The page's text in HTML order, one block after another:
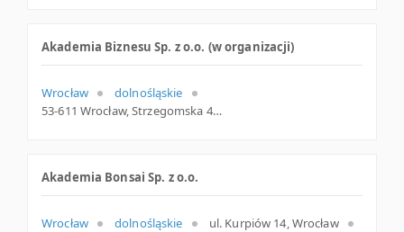
Akademia Biznesu Sp. z o.o. (w organizacji)
Wrocław
dolnośląskie
53-611 Wrocław, Strzegomska 42m lok. 13, woj. Dolnośląskie, pow. Wrocław, gm. Wrocław
Akademia Bonsai Sp. z o.o.
Wrocław dolnośląskie
ul. Kurpiów 14, Wrocław